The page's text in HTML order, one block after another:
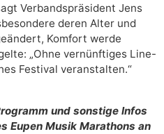
Verbandspräsident Jens
deren Alter und
Komfort werde
„Ohne vernünftiges Line-
Festival veranstalten.“
und sonstige Infos
Eupen Musik Marathons an